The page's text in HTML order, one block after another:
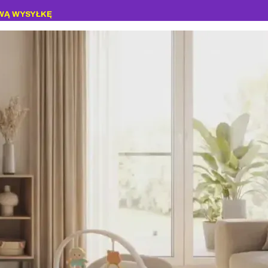
WYSYŁKĘ